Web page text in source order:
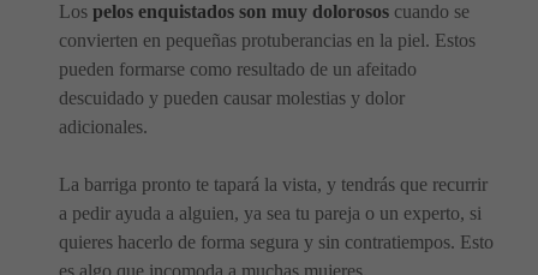
Los pelos enquistados son muy dolorosos cuando se
convierten en pequeñas protuberancias en la piel. Estos
pueden formarse como resultado de un afeitado
descuidado y pueden causar molestias y dolor
adicionales.
La barriga pronto te tapará la vista, y tendrás que recurrir
a pedir ayuda a alguien, ya sea tu pareja o un experto, si
quieres hacerlo de forma segura y sin contratiempos. Esto
es algo que incomoda a muchas mujeres.